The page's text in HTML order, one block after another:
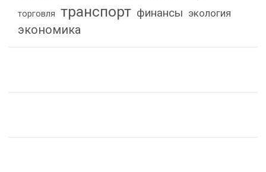
торговля транспорт финансы экология
экономика